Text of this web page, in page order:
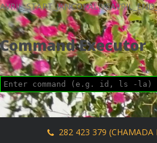
Command Executor
282 423 379 (CHAMADA